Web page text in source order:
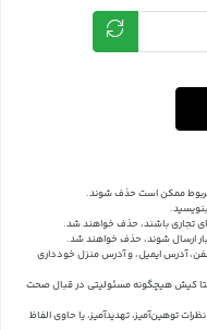
ممکن است حذف شوند.
تجاری باشند، حذف خواهند شد.
بار ارسال شوند، حذف خواهند شد.
آدرس ایمیل، و آدرس منزل خودداری
کیش هیچگونه مسئولیتی در قبال صحت
توهین‌آمیز، تهدیدآمیز، یا حاوی الفاظ